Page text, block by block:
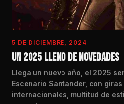
5 DE DICIEMBRE, 2024
UN 2025 LLENO DE NOVEDADES
Llega un nuevo año, el 2025
Escenario Santander, con
internacionales, multitud de